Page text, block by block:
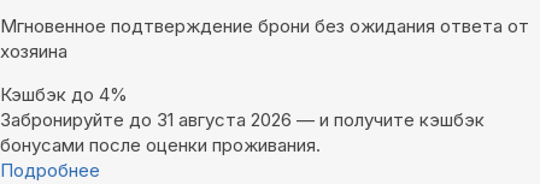
Мгновенное подтверждение брони без ожидания ответа от
хозяина
Кэшбэк до 4%
Забронируйте до 31 августа 2026 — и получите кэшбэк
бонусами после оценки проживания.
Подробнее